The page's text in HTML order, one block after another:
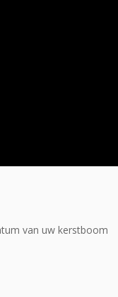
van uw kerstboom